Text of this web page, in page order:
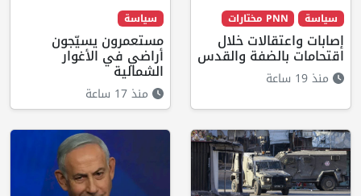
سياسة PNN مختارات
إصابات واعتقالات خلال
اقتحامات بالضفة والقدس
منذ 19 ساعة
سياسة
مستعمرون يسيّجون
أراضي في الأغوار
الشمالية
منذ 17 ساعة